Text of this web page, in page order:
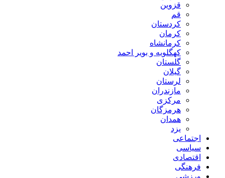
قزوین
قم
کردستان
کرمان
کرمانشاه
کهگلویه و بویر احمد
گلستان
گیلان
لرستان
مازندران
مرکزی
هرمزگان
همدان
یزد
اجتماعی
سیاسی
اقتصادی
فرهنگی
ورزشی